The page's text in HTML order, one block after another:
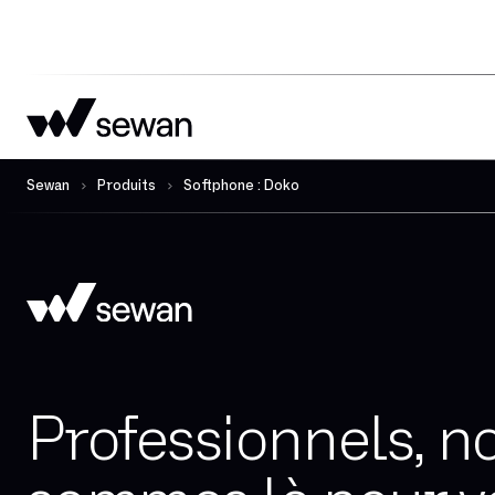
Sewan Produits Softphone : Doko
Professionnels,